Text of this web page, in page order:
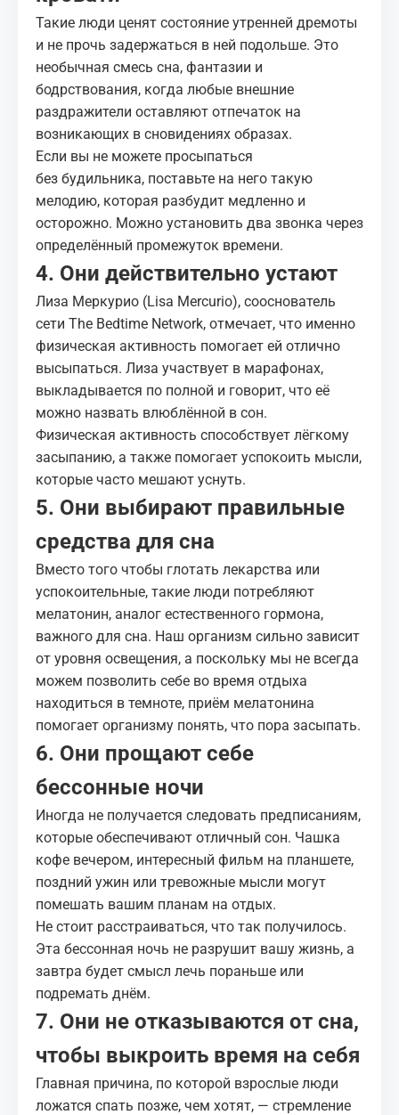
Такие люди ценят состояние утренней дремоты
и не прочь задержаться в ней подольше. Это
необычная смесь сна, фантазии и
бодрствования, когда любые внешние
раздражители оставляют отпечаток на
возникающих в сновидениях образах.
Если вы не можете просыпаться
без будильника, поставьте на него такую
мелодию, которая разбудит медленно и
осторожно. Можно установить два звонка через
определённый промежуток времени.
4. Они действительно устают
Лиза Меркурио (Lisa Mercurio), сооснователь
сети The Bedtime Network, отмечает, что именно
физическая активность помогает ей отлично
высыпаться. Лиза участвует в марафонах,
выкладывается по полной и говорит, что её
можно назвать влюблённой в сон.
Физическая активность способствует лёгкому
засыпанию, а также помогает успокоить мысли,
которые часто мешают уснуть.
5. Они выбирают правильные
средства для сна
Вместо того чтобы глотать лекарства или
успокоительные, такие люди потребляют
мелатонин, аналог естественного гормона,
важного для сна. Наш организм сильно зависит
от уровня освещения, а поскольку мы не всегда
можем позволить себе во время отдыха
находиться в темноте, приём мелатонина
помогает организму понять, что пора засыпать.
6. Они прощают себе
бессонные ночи
Иногда не получается следовать предписаниям,
которые обеспечивают отличный сон. Чашка
кофе вечером, интересный фильм на планшете,
поздний ужин или тревожные мысли могут
помешать вашим планам на отдых.
Не стоит расстраиваться, что так получилось.
Эта бессонная ночь не разрушит вашу жизнь, а
завтра будет смысл лечь пораньше или
подремать днём.
7. Они не отказываются от сна,
чтобы выкроить время на себя
Главная причина, по которой взрослые люди
ложатся спать позже, чем хотят, — стремление